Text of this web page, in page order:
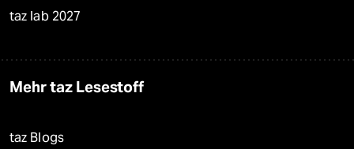
taz lab 2027
Mehr taz Lesestoff
taz Blogs